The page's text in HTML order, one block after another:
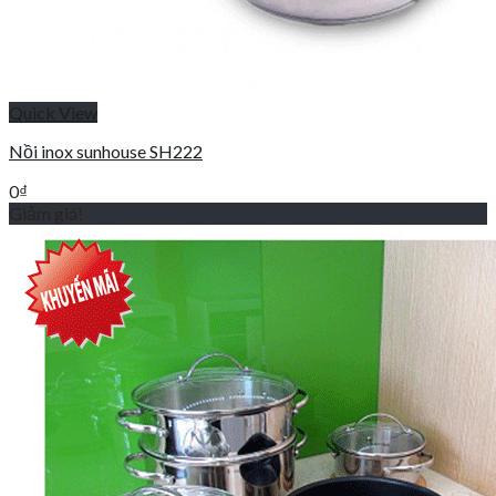
Nồi inox sunhouse SH222
0₫